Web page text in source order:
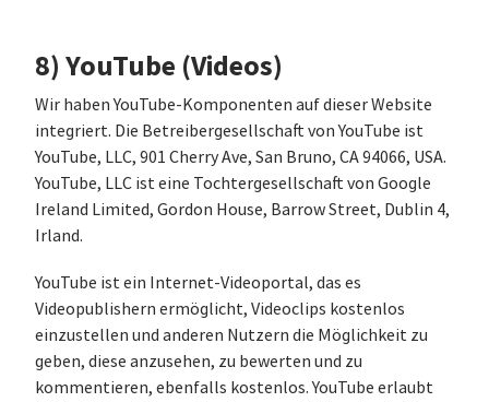
8) YouTube (Videos)
Wir haben YouTube-Komponenten auf dieser Website
integriert. Die Betreibergesellschaft von YouTube ist
YouTube, LLC, 901 Cherry Ave, San Bruno, CA 94066, USA.
YouTube, LLC ist eine Tochtergesellschaft von Google
Ireland Limited, Gordon House, Barrow Street, Dublin 4,
Irland.
YouTube ist ein Internet-Videoportal, das es
Videopublishern ermöglicht, Videoclips kostenlos
einzustellen und anderen Nutzern die Möglichkeit zu
geben, diese anzusehen, zu bewerten und zu
kommentieren, ebenfalls kostenlos. YouTube erlaubt